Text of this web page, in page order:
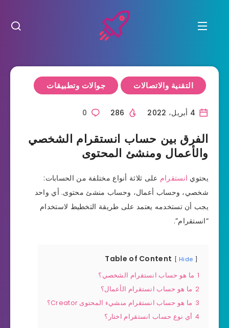
التقنية والاتصالات جوالات وتطبيقات
0
الفرق بين حساب انستقرام الشخصي
والأعمال ومنشئ المحتوى
يحتوي انستقرام على ثلاثة أنواع مختلفة من الحسابات:
شخصي، وحساب أعمال، وحساب منشئ محتوى. أي واحد
يجب أن تستخدمه يعتمد على طريقة التخطيط لاستخدام
“انستقرام”.
Table of Content Hide
1 ما هو حساب انستقرام الشخصي؟
2 ما هو حساب انستقرام الأعمال؟
3 ما هو حساب انستقرام منشيء المحتوى Creator؟
4 أي نوع حساب انستقرام اختار؟